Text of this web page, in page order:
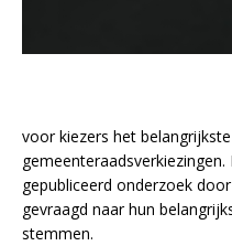
voor kiezers het
gepubliceerd onderzoek door
gevraagd naar hun
stemmen.